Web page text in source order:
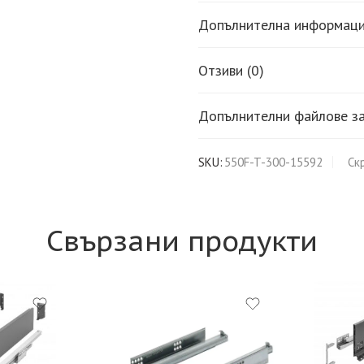
Допълнителна
Отзиви (0)
Допълнителни файлове
SKU: 550F-T-300-15592
Свързани продукти